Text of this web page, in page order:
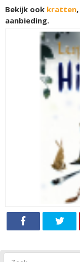
Bekijk ook kratten,
aanbieding.